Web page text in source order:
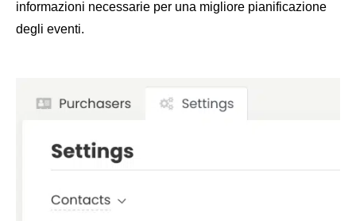
informazioni necessarie per una migliore pianificazione
degli eventi.